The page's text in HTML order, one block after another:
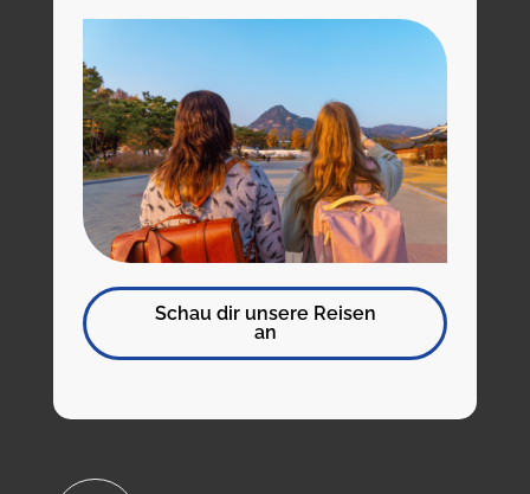
Schau dir unsere Reisen
an